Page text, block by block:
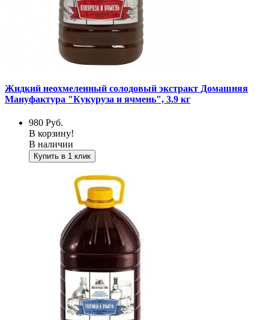
Жидкий неохмеленный солодовый экстракт Домашняя
Мануфактура "Кукуруза и ячмень", 3.9 кг
980 Руб.
В корзину!
В наличии
Купить в 1 клик